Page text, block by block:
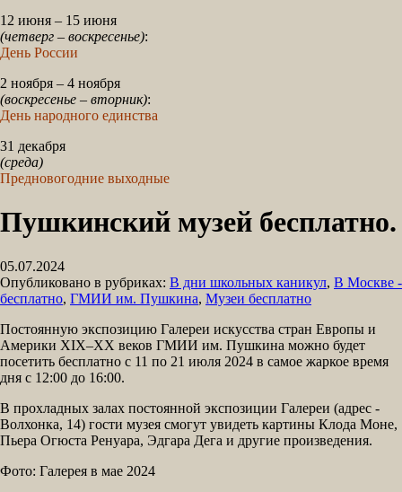
12 июня – 15 июня
(четверг – воскресенье):
День России
2 ноября – 4 ноября
(воскресенье – вторник):
День народного единства
31 декабря
(среда)
Предновогодние выходные
Пушкинский музей бесплатно.
05.07.2024
Опубликовано в рубриках: В дни школьных каникул, В Москве -
бесплатно, ГМИИ им. Пушкина, Музеи бесплатно
Постоянную экспозицию Галереи искусства стран Европы и
Америки XIX–XX веков ГМИИ им. Пушкина можно будет
посетить бесплатно с 11 по 21 июля 2024 в самое жаркое время
дня с 12:00 до 16:00.
В прохладных залах постоянной экспозиции Галереи (адрес -
Волхонка, 14) гости музея смогут увидеть картины Клода Моне,
Пьера Огюста Ренуара, Эдгара Дега и другие произведения.
Фото: Галерея в мае 2024